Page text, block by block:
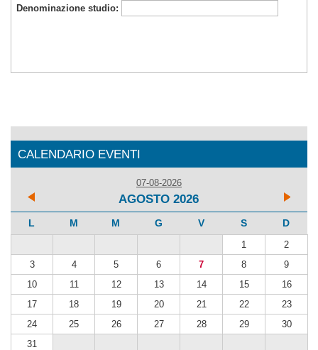
Denominazione studio:
CALENDARIO EVENTI
07-08-2026
AGOSTO 2026
L M M G V S D
1
2
3
4 5 6 7 8
9
10
11 12 13 14 15
16
17
18 19 20 21 22
23
24
25 26 27 28 29
30
31